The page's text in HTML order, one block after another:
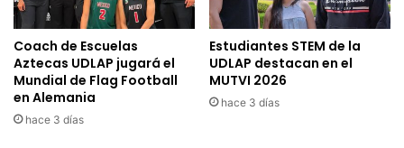
Coach de Escuelas
Aztecas UDLAP jugará el
Mundial de Flag Football
en Alemania
hace 3 días
Estudiantes STEM de la
UDLAP destacan en el
MUTVI 2026
hace 3 días